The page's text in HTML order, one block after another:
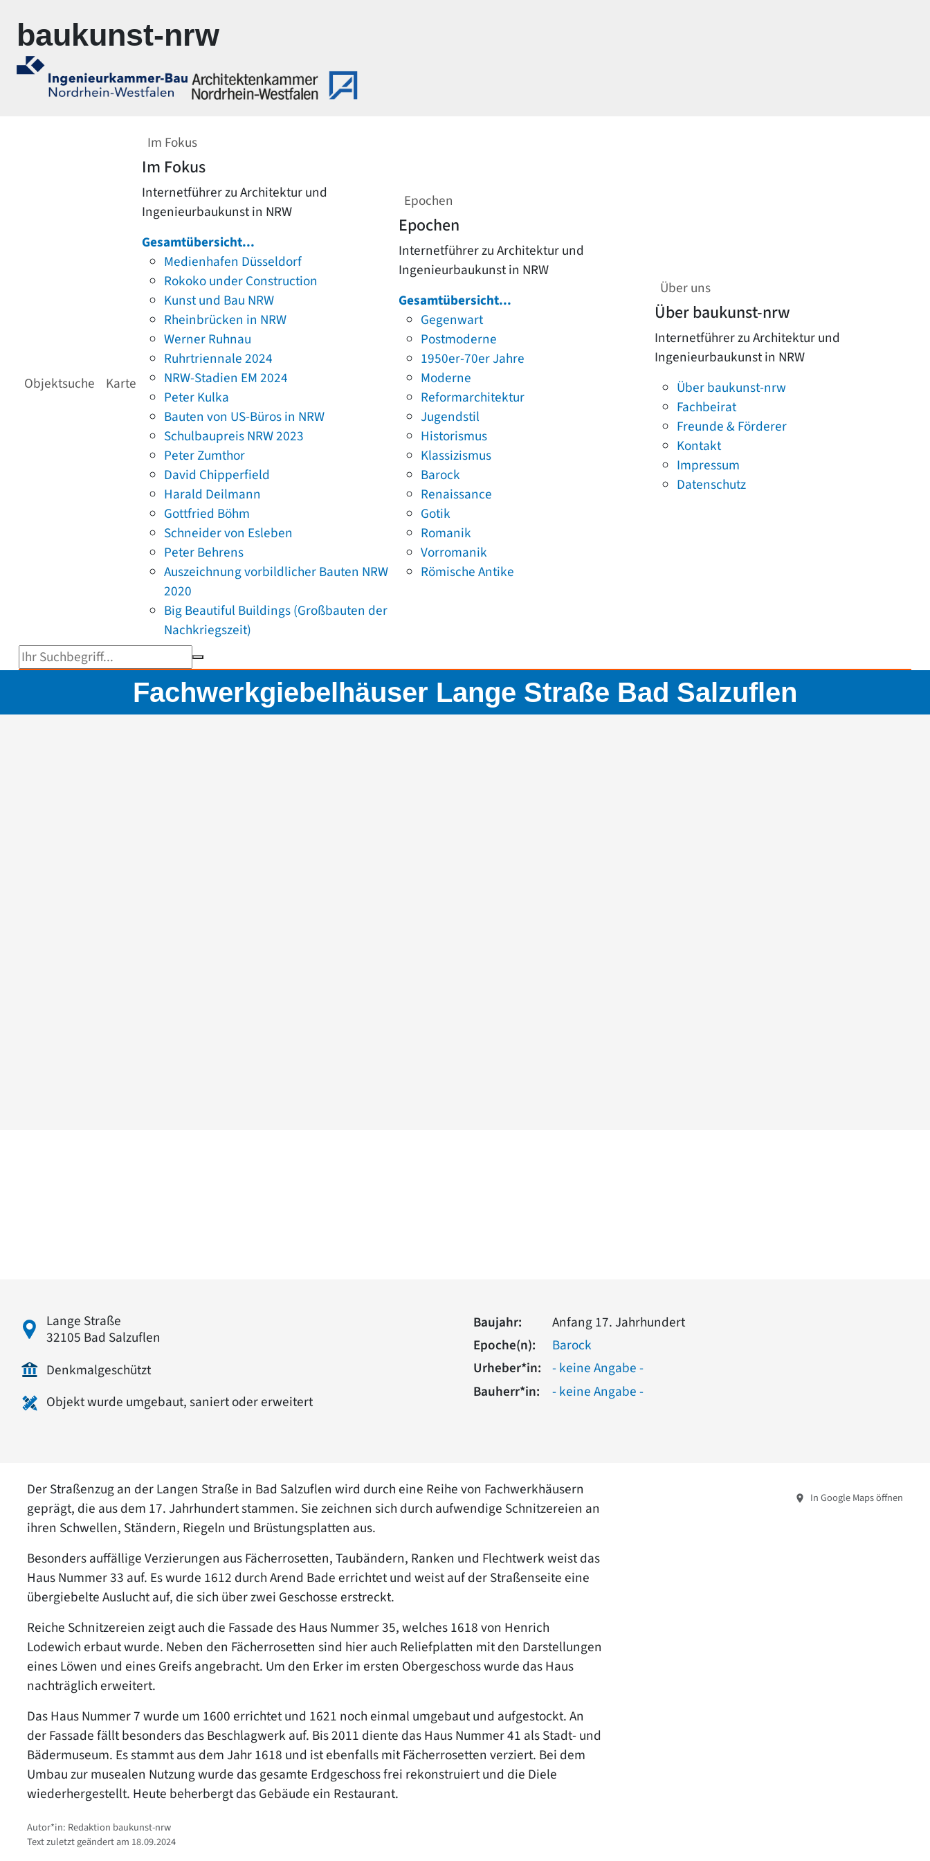
baukunst-nrw
Objektsuche Karte
Im Fokus
Im Fokus
Internetführer zu Architektur und
Ingenieurbaukunst in NRW
Gesamtübersicht...
Medienhafen Düsseldorf
Rokoko under Construction
Kunst und Bau NRW
Rheinbrücken in NRW
Werner Ruhnau
Ruhrtriennale 2024
NRW-Stadien EM 2024
Peter Kulka
Bauten von US-Büros in NRW
Schulbaupreis NRW 2023
Peter Zumthor
David Chipperfield
Harald Deilmann
Gottfried Böhm
Schneider von Esleben
Peter Behrens
Auszeichnung vorbildlicher Bauten NRW
2020
Big Beautiful Buildings (Großbauten der
Nachkriegszeit)
Epochen
Epochen
Internetführer zu Architektur und
Ingenieurbaukunst in NRW
Gesamtübersicht...
Gegenwart
Postmoderne
1950er-70er Jahre
Moderne
Reformarchitektur
Jugendstil
Historismus
Klassizismus
Barock
Renaissance
Gotik
Romanik
Vorromanik
Römische Antike
Über uns
Über baukunst-nrw
Internetführer zu Architektur und
Ingenieurbaukunst in NRW
Über baukunst-nrw
Fachbeirat
Freunde & Förderer
Kontakt
Impressum
Datenschutz
Suchbegriff eingeben
Fachwerkgiebelhäuser Lange Straße Bad Salzuflen
Lange Straße
32105 Bad Salzuflen
Denkmalgeschützt
Objekt wurde umgebaut, saniert oder erweitert
Baujahr:
Anfang 17. Jahrhundert
Epoche(n):
Barock
Urheber*in:
- keine Angabe -
Bauherr*in:
- keine Angabe -
Der Straßenzug an der Langen Straße in Bad Salzuflen wird durch eine Reihe von Fachwerkhäusern
geprägt, die aus dem 17. Jahrhundert stammen. Sie zeichnen sich durch aufwendige Schnitzereien an
ihren Schwellen, Ständern, Riegeln und Brüstungsplatten aus.
Besonders auffällige Verzierungen aus Fächerrosetten, Taubändern, Ranken und Flechtwerk weist das
Haus Nummer 33 auf. Es wurde 1612 durch Arend Bade errichtet und weist auf der Straßenseite eine
übergiebelte Auslucht auf, die sich über zwei Geschosse erstreckt.
Reiche Schnitzereien zeigt auch die Fassade des Haus Nummer 35, welches 1618 von Henrich
Lodewich erbaut wurde. Neben den Fächerrosetten sind hier auch Reliefplatten mit den Darstellungen
eines Löwen und eines Greifs angebracht. Um den Erker im ersten Obergeschoss wurde das Haus
nachträglich erweitert.
Das Haus Nummer 7 wurde um 1600 errichtet und 1621 noch einmal umgebaut und aufgestockt. An
der Fassade fällt besonders das Beschlagwerk auf. Bis 2011 diente das Haus Nummer 41 als Stadt- und
Bädermuseum. Es stammt aus dem Jahr 1618 und ist ebenfalls mit Fächerrosetten verziert. Bei dem
Umbau zur musealen Nutzung wurde das gesamte Erdgeschoss frei rekonstruiert und die Diele
wiederhergestellt. Heute beherbergt das Gebäude ein Restaurant.
Autor*in: Redaktion baukunst-nrw
Text zuletzt geändert am 18.09.2024
In Google Maps öffnen